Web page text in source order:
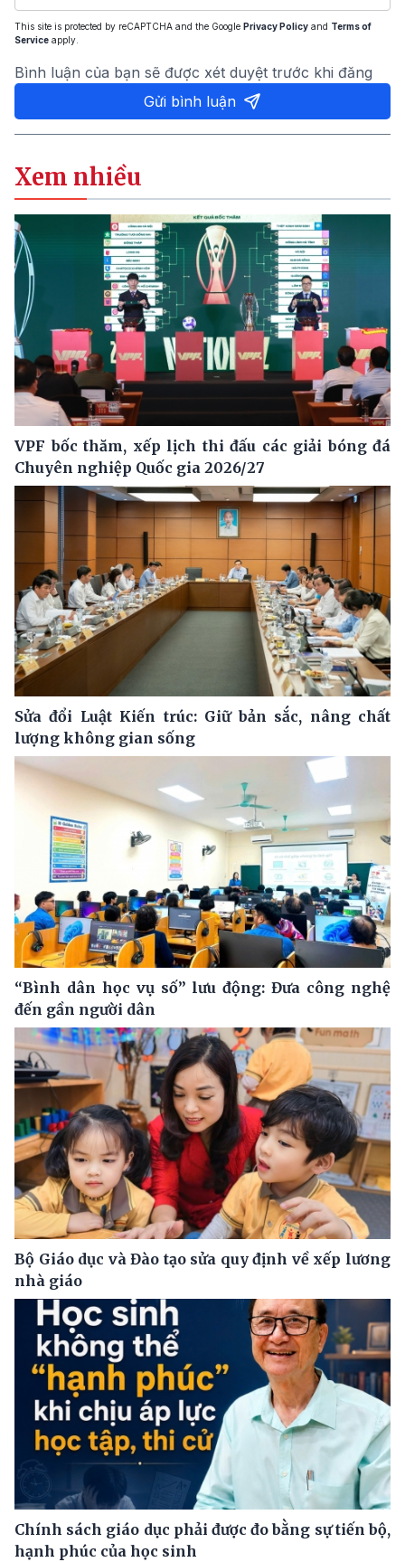
This site is protected by reCAPTCHA and the Google Privacy Policy and Terms of
Service apply.
Bình luận của bạn sẽ được xét duyệt trước khi đăng
Gửi bình luận
Xem nhiều
VPF bốc thăm, xếp lịch thi đấu các giải bóng đá
Chuyên nghiệp Quốc gia 2026/27
Sửa đổi Luật Kiến trúc: Giữ bản sắc, nâng chất
lượng không gian sống
“Bình dân học vụ số” lưu động: Đưa công nghệ
đến gần người dân
Bộ Giáo dục và Đào tạo sửa quy định về xếp lương
nhà giáo
Chính sách giáo dục phải được đo bằng sự tiến bộ,
hạnh phúc của học sinh